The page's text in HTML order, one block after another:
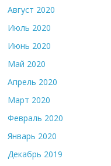
Август 2020
Июль 2020
Июнь 2020
Май 2020
Апрель 2020
Март 2020
Февраль 2020
Январь 2020
Декабрь 2019